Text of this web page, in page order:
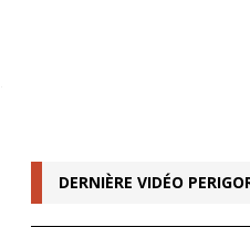
DERNIÈRE VIDÉO